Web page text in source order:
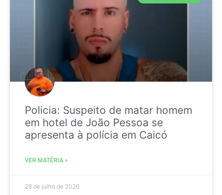
Policia: Suspeito de matar homem
em hotel de João Pessoa se
apresenta à polícia em Caicó
VER MATÉRIA »
28 de julho de 2026